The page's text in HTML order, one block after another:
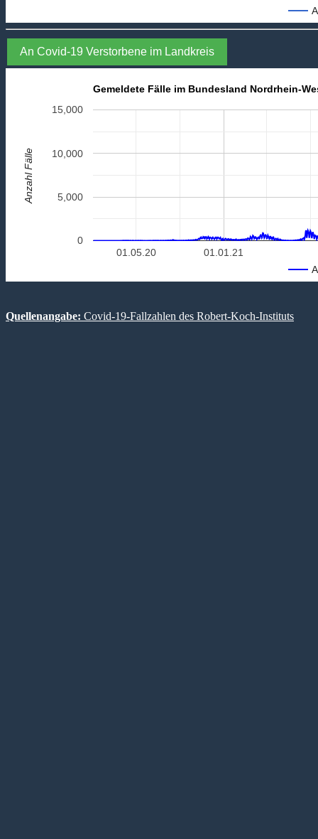
An Covid-19 Verstorbene im Landkreis
Gemeldete Fälle im Bundesland Nordrhein-
01.01.21
01.05.20
0
5,000
10,000
15,000
Anzahl Fälle
Quellenangabe: Covid-19-Fallzahlen des Robert-Koch-Instituts